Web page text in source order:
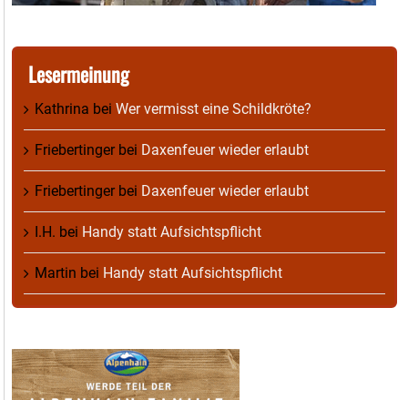
Lesermeinung
Kathrina bei Wer vermisst eine Schildkröte?
Friebertingerbei Daxenfeuer wieder erlaubt
Friebertingerbei Daxenfeuer wieder erlaubt
I.H. bei Handy statt Aufsichtspflicht
Martin bei Handy statt Aufsichtspflicht